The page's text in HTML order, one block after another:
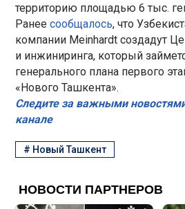
территорию площадью 6 тыс.
Ранеесообщалось, что
компании Meinhardt создадут
и инжиниринга, который
генерального плана первого
«Нового Ташкента».
Следите за важными
канале
# Новый Ташкент